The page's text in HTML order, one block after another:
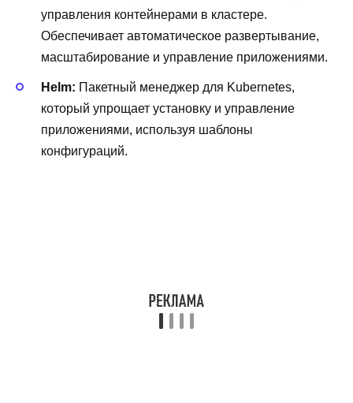
управления контейнерами в кластере.
Обеспечивает автоматическое развертывание,
масштабирование и управление приложениями.
Helm: Пакетный менеджер для Kubernetes,
который упрощает установку и управление
приложениями, используя шаблоны
конфигураций.